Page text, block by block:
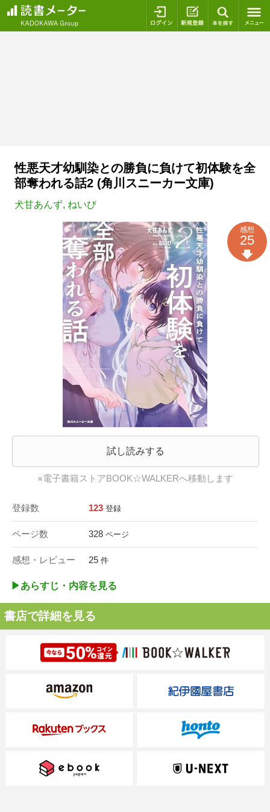
ログイン 新規登録
性悪天才幼馴染との勝負に負けて初体験を全
部奪われる話2 (角川スニーカー文庫)
犬甘あんず, ねいび
試し読みする
※電子書籍ストアBOOK☆WALKERへ移動します
登録数 123 登録
ページ数 328 ページ
感想・レビュー 25 件
感想
25
▶︎あらすじ・内容を見る
書店で詳細を見る